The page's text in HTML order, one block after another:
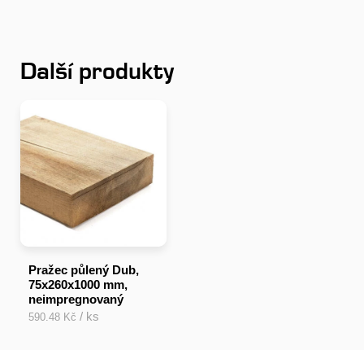
Další produkty
Pražec půlený Dub,
75x260x1000 mm,
neimpregnovaný
590.48 Kč / ks